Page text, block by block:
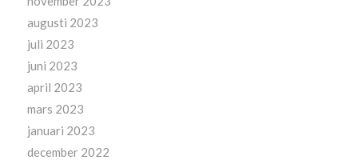
augusti 2023
juli 2023
juni 2023
april 2023
mars 2023
januari 2023
december 2022